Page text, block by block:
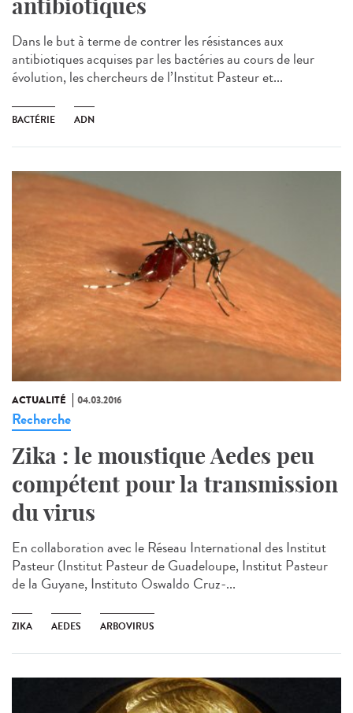
antibiotiques
Dans le but à terme de contrer les résistances aux
antibiotiques acquises par les bactéries au cours de leur
évolution, les chercheurs de l’Institut Pasteur et...
BACTÉRIE ADN
ACTUALITÉ 04.03.2016
Recherche
Zika : le moustique Aedes peu
compétent pour la transmission
du virus
En collaboration avec le Réseau International des Institut
Pasteur (Institut Pasteur de Guadeloupe, Institut Pasteur
de la Guyane, Instituto Oswaldo Cruz-...
ZIKA AEDES ARBOVIRUS